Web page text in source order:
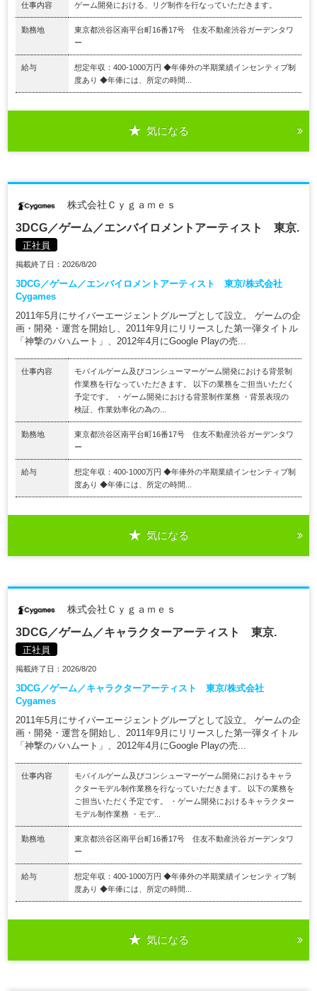
仕事内容 ゲーム開発における、リグ制作を行なっていただきます。
勤務地
東京都渋谷区南平台町16番17号 住友不動産渋谷ガーデンタワ
ー
給与
想定年収：400-1000万円 ◆年俸外の半期業績インセンティブ制
度あり ◆年俸には、所定の時間...
気になる
株式会社Ｃｙｇａｍｅｓ
3DCG／ゲーム／エンバイロメントアーティスト 東京.
正社員
掲載終了日：2026/8/20
3DCG／ゲーム／エンバイロメントアーティスト 東京/株式会社
Cygames
2011年5月にサイバーエージェントグループとして設立。 ゲームの企
画・開発・運営を開始し、2011年9月にリリースした第一弾タイトル
「神撃のバハムート」、2012年4月にGoogle Playの売...
仕事内容
モバイルゲーム及びコンシューマーゲーム開発における背景制
作業務を行なっていただきます。 以下の業務をご担当いただく
予定です。 ・ゲーム開発における背景制作業務 ・背景表現の
検証、作業効率化の為の...
勤務地
東京都渋谷区南平台町16番17号 住友不動産渋谷ガーデンタワ
ー
給与
想定年収：400-1000万円 ◆年俸外の半期業績インセンティブ制
度あり ◆年俸には、所定の時間...
気になる
株式会社Ｃｙｇａｍｅｓ
3DCG／ゲーム／キャラクターアーティスト 東京.
正社員
掲載終了日：2026/8/20
3DCG／ゲーム／キャラクターアーティスト 東京/株式会社
Cygames
2011年5月にサイバーエージェントグループとして設立。 ゲームの企
画・開発・運営を開始し、2011年9月にリリースした第一弾タイトル
「神撃のバハムート」、2012年4月にGoogle Playの売...
仕事内容
モバイルゲーム及びコンシューマーゲーム開発におけるキャラ
クターモデル制作業務を行なっていただきます。 以下の業務を
ご担当いただく予定です。 ・ゲーム開発におけるキャラクター
モデル制作業務 ・モデ...
勤務地
東京都渋谷区南平台町16番17号 住友不動産渋谷ガーデンタワ
ー
給与
想定年収：400-1000万円 ◆年俸外の半期業績インセンティブ制
度あり ◆年俸には、所定の時間...
気になる